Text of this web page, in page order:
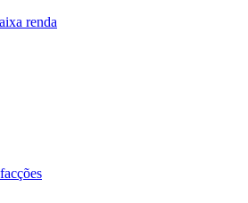
renda